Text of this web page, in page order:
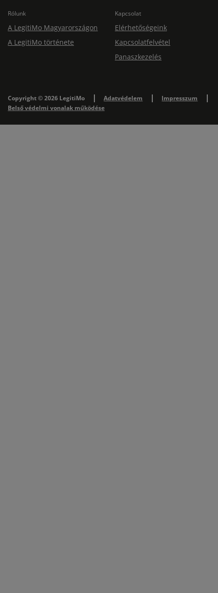
Rólunk
A LegitiMo Magyarországon
A LegitiMo története
Kapcsolat
Elérhetőségeink
Kapcsolatfelvétel
Panaszkezelés
Copyright © 2026 LegitiMo Adatvédelem
Impresszum
Belső védelmi vonalak működése